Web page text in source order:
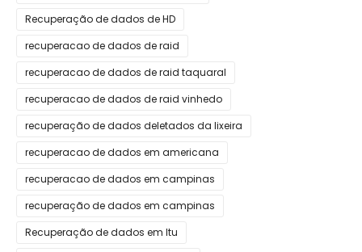
Recuperação de dados de HD
recuperacao de dados de raid
recuperacao de dados de raid taquaral
recuperacao de dados de raid vinhedo
recuperação de dados deletados da lixeira
recuperacao de dados em americana
recuperacao de dados em campinas
recuperação de dados em campinas
Recuperação de dados em Itu